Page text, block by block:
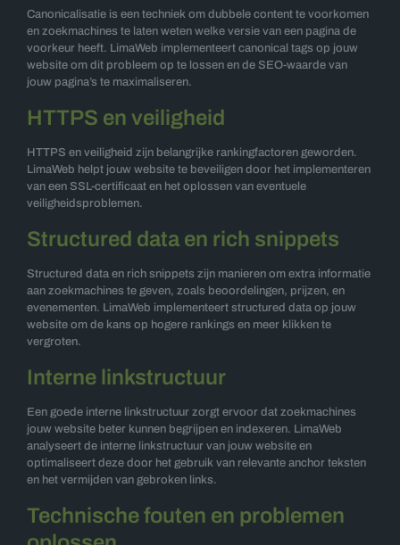
Canonicalisatie is een techniek om dubbele content te voorkomen
en zoekmachines te laten weten welke versie van een pagina de
voorkeur heeft. LimaWeb implementeert canonical tags op jouw
website om dit probleem op te lossen en de SEO-waarde van
jouw pagina’s te maximaliseren.
HTTPS en veiligheid
HTTPS en veiligheid zijn belangrijke rankingfactoren geworden.
LimaWeb helpt jouw website te beveiligen door het implementeren
van een SSL-certificaat en het oplossen van eventuele
veiligheidsproblemen.
Structured data en rich snippets
Structured data en rich snippets zijn manieren om extra informatie
aan zoekmachines te geven, zoals beoordelingen, prijzen, en
evenementen. LimaWeb implementeert structured data op jouw
website om de kans op hogere rankings en meer klikken te
vergroten.
Interne linkstructuur
Een goede interne linkstructuur zorgt ervoor dat zoekmachines
jouw website beter kunnen begrijpen en indexeren. LimaWeb
analyseert de interne linkstructuur van jouw website en
optimaliseert deze door het gebruik van relevante anchor teksten
en het vermijden van gebroken links.
Technische fouten en problemen